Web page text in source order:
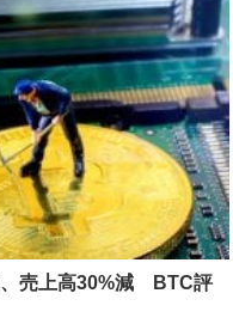
、売上高30%減 BTC評